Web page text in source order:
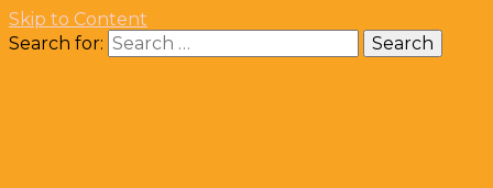
Skip to Content
Search for: